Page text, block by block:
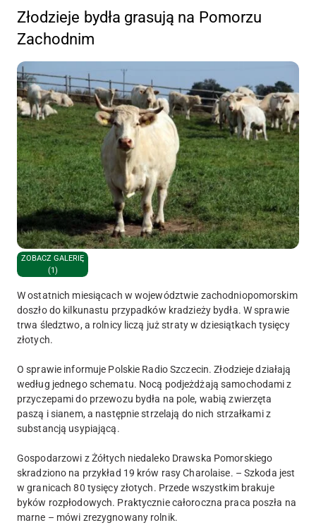
Złodzieje bydła grasują na Pomorzu
Zachodnim
ZOBACZ GALERIĘ
(1)
W ostatnich miesiącach w województwie zachodniopomorskim
doszło do kilkunastu przypadków kradzieży bydła. W sprawie
trwa śledztwo, a rolnicy liczą już straty w dziesiątkach tysięcy
złotych.
O sprawie informuje Polskie Radio Szczecin. Złodzieje działają
według jednego schematu. Nocą podjeżdżają samochodami z
przyczepami do przewozu bydła na pole, wabią zwierzęta
paszą i sianem, a następnie strzelają do nich strzałkami z
substancją usypiającą.
Gospodarzowi z Żółtych niedaleko Drawska Pomorskiego
skradziono na przykład 19 krów rasy Charolaise. – Szkoda jest
w granicach 80 tysięcy złotych. Przede wszystkim brakuje
byków rozpłodowych. Praktycznie całoroczna praca poszła na
marne – mówi zrezygnowany rolnik.